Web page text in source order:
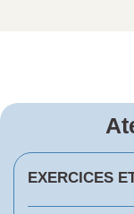
EXERCICES